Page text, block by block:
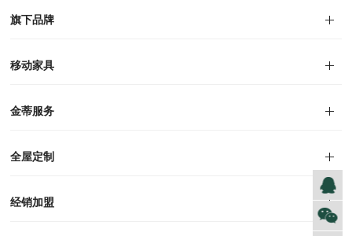
旗下品牌
品牌文化
荣誉资质
产品专利
电子画册
移动家具
迪尚
西瑞
洛斯
里奥
洛卡
美舍
新古典
纯美
金蒂服务
售后服务
防伪识别
投诉建议
全屋定制
风格定制
空间定制
户型案例
材质展示
预约量尺
经销加盟